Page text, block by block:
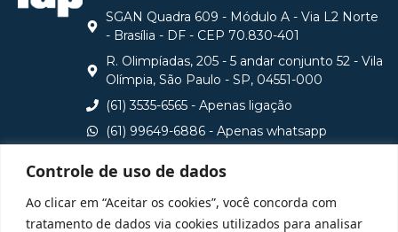
Controle de uso de dados
Ao clicar em “Aceitar os cookies”, você concorda com
tratamento de dados via cookies utilizados para analisar
SGAN Quadra 609 - Módulo A - Via L2 Norte
- Brasília - DF - CEP 70.830-401
R. Olimpíadas, 205 - 5 andar conjunto 52 - Vila
Olímpia, São Paulo - SP, 04551-000
(61) 3535-6565 - Apenas ligação
(61) 99649-6886 - Apenas whatsapp
Consulte aqui o cadastro da Instituição no Sistema e-
MEC